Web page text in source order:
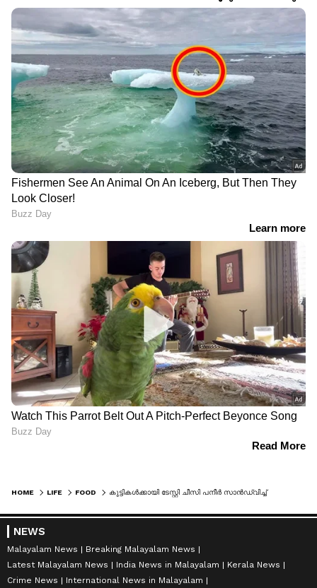
HOME LIFE FOOD
NEWS
Malayalam News
Breaking Malayalam News
Latest Malayalam News
India News in Malayalam
Kerala News
Crime News
International News in Malayalam